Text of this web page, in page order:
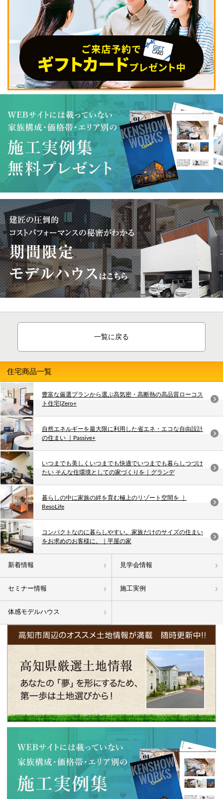
一覧に戻る
住宅商品一覧
豊富な厳選プランから選ぶ高気密・高断熱の高品質ローコス
ト住宅|Zero+
自然エネルギーを最大限に利用した省エネ・エコな自由設計
の住まい ｜Passive+
いつまでも美しくいつまでも快適でいつまでも暮らしつづけ
たい そんな住環境としての家づくりを｜グランデ
暮らしの中に家族の絆を育む極上のリゾート空間を ｜
ResoLife
コンパクトなのに暮らしやすい。家族だけのサイズの住まい
をお求めのお客様に。｜平屋の家
新着情報 見学会情報
セミナー情報 施工実例
体感モデルハウス